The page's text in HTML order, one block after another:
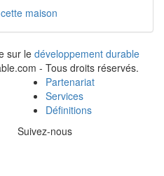
maison
sur le développement durable
- Tous droits réservés.
Partenariat
Services
Définitions
Suivez-nous